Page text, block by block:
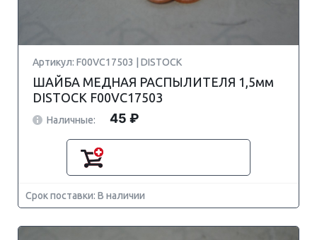
Артикул: F00VC17503 | DISTOCK
ШАЙБА МЕДНАЯ РАСПЫЛИТЕЛЯ 1,5мм
DISTOCK F00VC17503
Наличные: 45 ₽
Срок поставки: В наличии